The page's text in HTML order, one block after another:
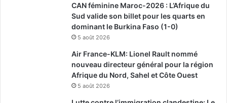
CAN féminine Maroc-2026 : L’Afrique du
Sud valide son billet pour les quarts en
dominant le Burkina Faso (1-0)
5 août 2026
Air France-KLM: Lionel Rault nommé
nouveau directeur général pour la région
Afrique du Nord, Sahel et Côte Ouest
5 août 2026